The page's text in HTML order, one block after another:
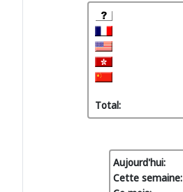
Total:
Aujourd'hui:
Cette semaine: